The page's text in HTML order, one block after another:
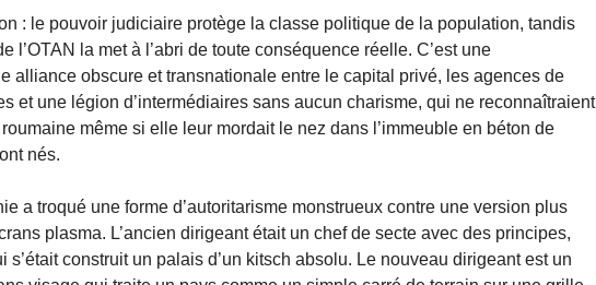
: le pouvoir judiciaire protège la classe politique de la population, tandis
l’OTAN la met à l’abri de toute conséquence réelle. C’est une
alliance obscure et transnationale entre le capital privé, les agences de
et une légion d’intermédiaires sans aucun charisme, qui ne reconnaîtraient
même si elle leur mordait le nez dans l’immeuble en béton de
nés.
a troqué une forme d’autoritarisme monstrueux contre une version plus
plasma. L’ancien dirigeant était un chef de secte avec des principes,
s’était construit un palais d’un kitsch absolu. Le nouveau dirigeant est un